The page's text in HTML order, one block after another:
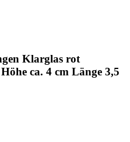
Klarglas rot
ca. 4 cm Länge 3,5